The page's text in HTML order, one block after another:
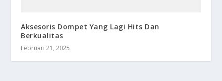
Aksesoris Dompet Yang Lagi Hits Dan
Berkualitas
Februari 21, 2025